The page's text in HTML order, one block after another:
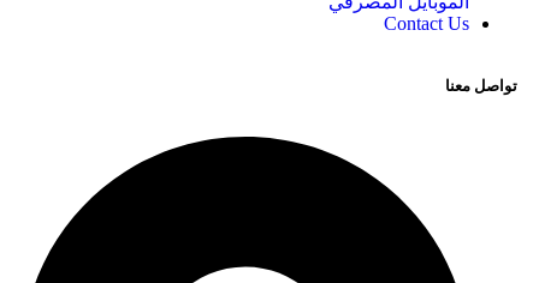
Contact Us
تواصل معنا